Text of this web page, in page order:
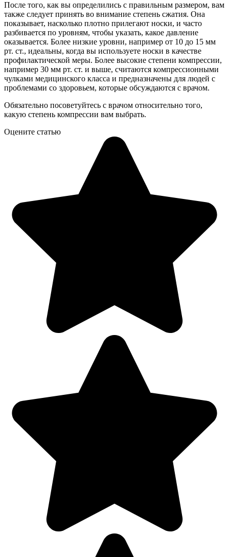
После того, как вы определились с правильным размером, вам
также следует принять во внимание степень сжатия. Она
показывает, насколько плотно прилегают носки, и часто
разбивается по уровням, чтобы указать, какое давление
оказывается. Более низкие уровни, например от 10 до 15 мм
рт. ст., идеальны, когда вы используете носки в качестве
профилактической меры. Более высокие степени компрессии,
например 30 мм рт. ст. и выше, считаются компрессионными
чулками медицинского класса и предназначены для людей с
проблемами со здоровьем, которые обсуждаются с врачом.
Обязательно посоветуйтесь с врачом относительно того,
какую степень компрессии вам выбрать.
Оцените статью